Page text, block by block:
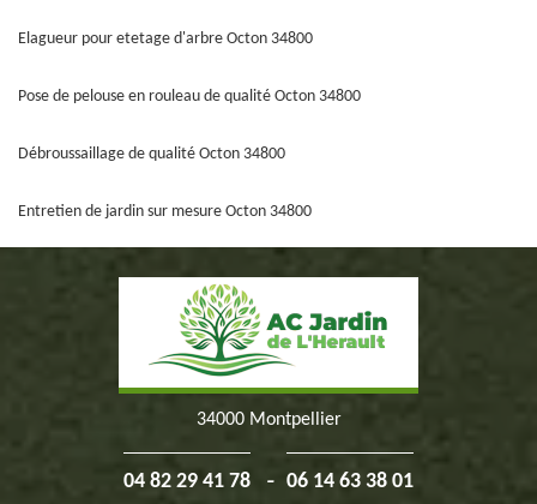
Elagueur pour etetage d'arbre Octon 34800
Pose de pelouse en rouleau de qualité Octon 34800
Débroussaillage de qualité Octon 34800
Entretien de jardin sur mesure Octon 34800
34000 Montpellier
04 82 29 41 78 - 06 14 63 38 01